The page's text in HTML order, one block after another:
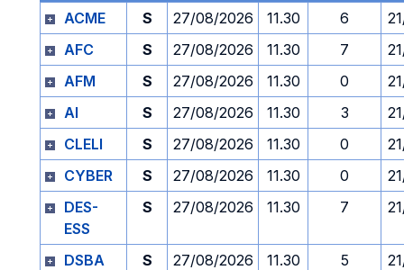
ACME S 27/08/2026 11.30 6
AFC
S 27/08/2026 11.30 7
AFM
S 27/08/2026 11.30 0
AI
S 27/08/2026 11.30 3
CLELI
S 27/08/2026 11.30 0
CYBER
S 27/08/2026 11.30 0
DES-
ESS
S 27/08/2026 11.30 7
DSBA S 27/08/2026 11.30 5